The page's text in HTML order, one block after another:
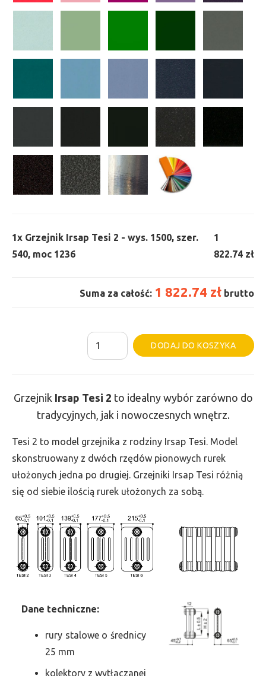
1x Grzejnik Irsap Tesi 2 - wys. 1500, szer.
540, moc 1236
1
822.74 zł
Suma za całość: 1 822.74 zł brutto
ilość
Grzejnik
-
wys.
1500,
szer.
540,
1236
DODAJ DO KOSZYKA
Grzejnik Irsap Tesi 2 to idealny wybór zarówno do
tradycyjnych, jak i nowoczesnych wnętrz.
Tesi 2 to model grzejnika z rodziny Irsap Tesi. Model
skonstruowany z dwóch rzędów pionowych rurek
ułożonych jedna po drugiej. Grzejniki Irsap Tesi różnią
się od siebie ilością rurek ułożonych za sobą.
Dane techniczne:
rury stalowe o średnicy
25 mm
kolektory z wytłaczanej